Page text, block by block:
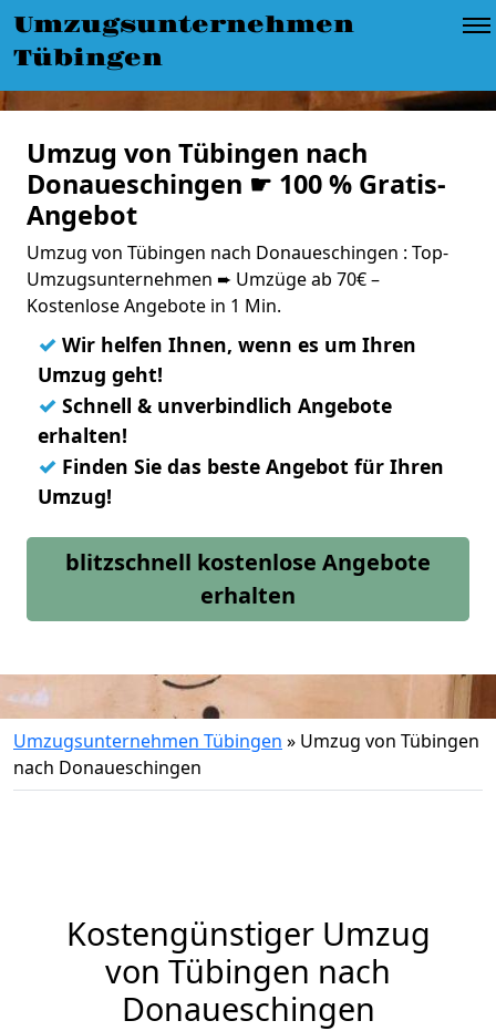
Umzugsunternehmen
Tübingen
Umzug von Tübingen nach
Donaueschingen ☛ 100 % Gratis-
Angebot
Umzug von Tübingen nach Donaueschingen : Top-
Umzugsunternehmen ➨ Umzüge ab 70€ –
Kostenlose Angebote in 1 Min.
✓ Wir helfen Ihnen, wenn es um Ihren
Umzug geht!
✓ Schnell & unverbindlich Angebote
erhalten!
✓ Finden Sie das beste Angebot für Ihren
Umzug!
blitzschnell kostenlose Angebote
erhalten
Umzugsunternehmen Tübingen » Umzug von Tübingen
nach Donaueschingen
Kostengünstiger Umzug
von Tübingen nach
Donaueschingen